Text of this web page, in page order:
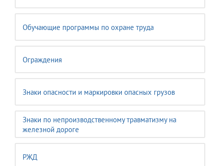
Обучающие программы по охране труда
Ограждения
Знаки опасности и маркировки опасных грузов
Знаки по непроизводственному травматизму на
железной дороге
РЖД